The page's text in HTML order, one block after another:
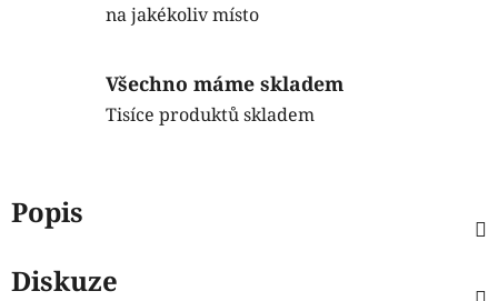
na jakékoliv místo
Všechno máme skladem
Tisíce produktů skladem
Popis
Diskuze